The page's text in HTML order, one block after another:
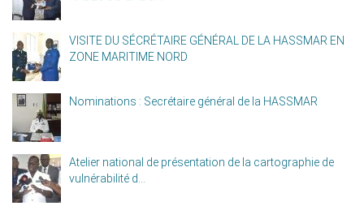
VISITE DU SÉCRÉTAIRE GÉNÉRAL DE LA HASSMAR EN
ZONE MARITIME NORD
Nominations : Secrétaire général de la HASSMAR
Atelier national de présentation de la cartographie de
vulnérabilité d...